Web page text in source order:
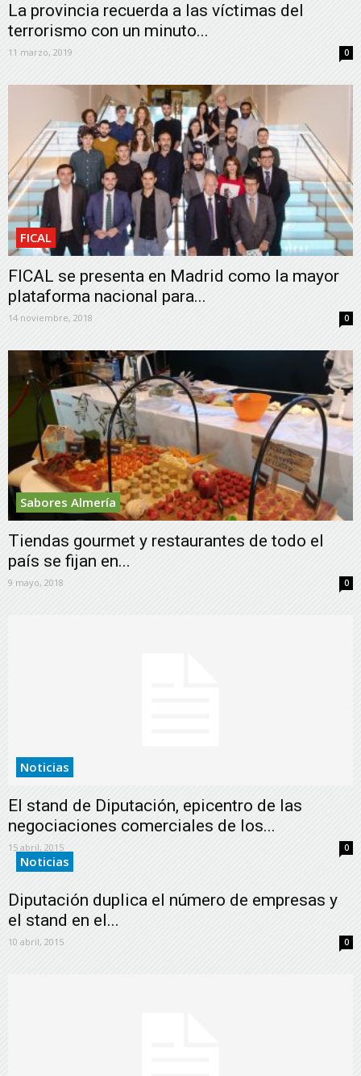
La provincia recuerda a las víctimas del
terrorismo con un minuto...
11 marzo, 2019 0
FICAL
FICAL se presenta en Madrid como la mayor
plataforma nacional para...
14 noviembre, 2018 0
Sabores Almería
Tiendas gourmet y restaurantes de todo el
país se fijan en...
9 mayo, 2018 0
Noticias
El stand de Diputación, epicentro de las
negociaciones comerciales de los...
15 abril, 2015 0
Noticias
Diputación duplica el número de empresas y
el stand en el...
10 abril, 2015 0